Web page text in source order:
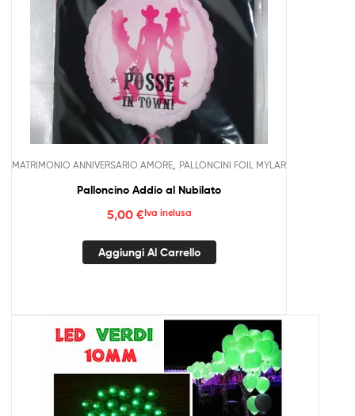
MATRIMONIO ANNIVERSARIO AMORE PALLONCINI FOIL MYLAR
Palloncino Addio al Nubilato
5,00 €Iva inclusa
Aggiungi Al Carrello